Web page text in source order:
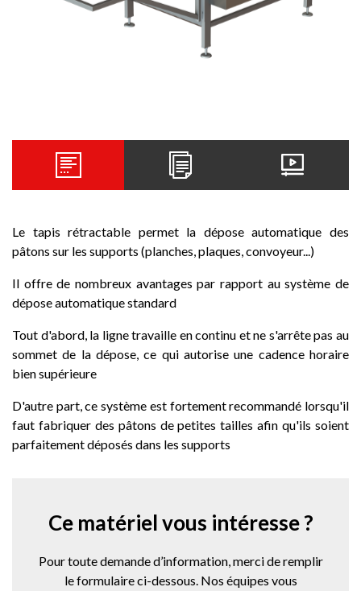
Ce matériel vous intéresse ?
Pour toute demande d’information, merci de remplir
le formulaire ci-dessous. Nos équipes vous
Le tapis rétractable permet la dépose automatique des
pâtons sur les supports (planches, plaques, convoyeur...)
Il offre de nombreux avantages par rapport au système de
dépose automatique standard
Tout d'abord, la ligne travaille en continu et ne s'arrête pas au
sommet de la dépose, ce qui autorise une cadence horaire
bien supérieure
D'autre part, ce système est fortement recommandé lorsqu'il
faut fabriquer des pâtons de petites tailles afin qu'ils soient
parfaitement déposés dans les supports